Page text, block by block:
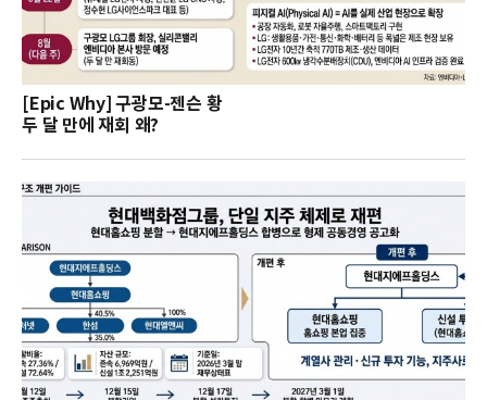
[Epic Why] 구광모-젠슨 황
두 달 만에 재회 왜?